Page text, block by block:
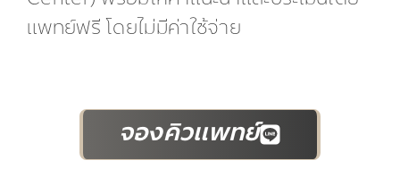
แพทย์ฟรี โดยไม่มีค่าใช้จ่าย
จองคิวแพทย์